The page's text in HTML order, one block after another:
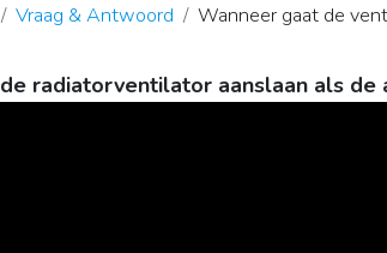
Vraag & Antwoord Wanneer gaat de
radiatorventilator aanslaan als de